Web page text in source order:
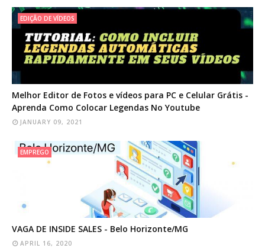
EDIÇÃO DE VÍDEOS
Melhor Editor de Fotos e vídeos para PC e Celular Grátis -
Aprenda Como Colocar Legendas No Youtube
JANUARY 09, 2021
EMPREGO
VAGA DE INSIDE SALES - Belo Horizonte/MG
APRIL 16, 2020